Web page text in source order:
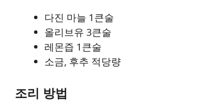
다진 마늘 1큰술
올리브유 3큰술
레몬즙 1큰술
소금, 후추 적당량
조리 방법